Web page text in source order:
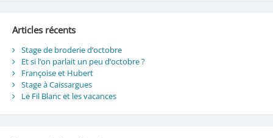
Articles récents
Stage de broderie d’octobre
Et si l’on parlait un peu d’octobre ?
Françoise et Hubert
Stage à Caissargues
Le Fil Blanc et les vacances